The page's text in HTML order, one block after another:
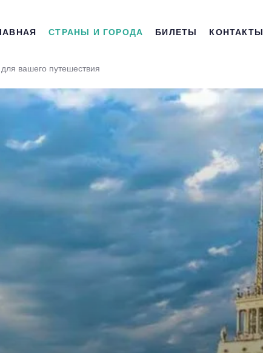
СТРАНЫ И ГОРОДА БИЛЕТЫ КОНТАКТЫ
вашего путешествия